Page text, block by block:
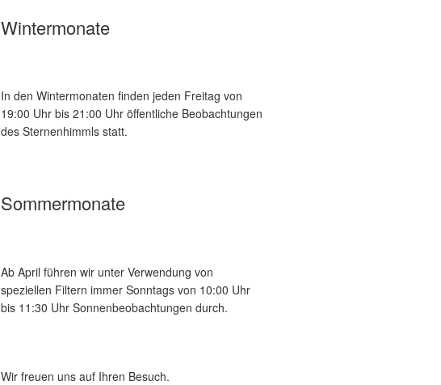
Wintermonate
In den Wintermonaten finden jeden Freitag von
19:00 Uhr bis 21:00 Uhr öffentliche Beobachtungen
des Sternenhimmls statt.
Sommermonate
Ab April führen wir unter Verwendung von
speziellen Filtern immer Sonntags von 10:00 Uhr
bis 11:30 Uhr Sonnenbeobachtungen durch.
Wir freuen uns auf Ihren Besuch.